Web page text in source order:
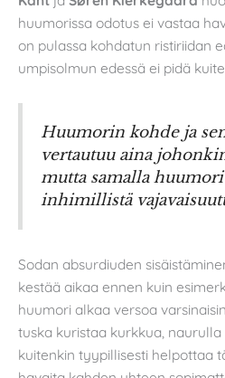
huumorissa odotus ei vastaa
on pulassa kohdatun ristiriidan
umpisolmun edessä ei pidä
Huumorin kohde ja
vertautuu aina
mutta samalla
inhimillistä
Sodan absurdiuden
kestää aikaa ennen kuin
huumori alkaa versoa
tuska kuristaa kurkkua,
kuitenkin tyypillisesti helpottaa